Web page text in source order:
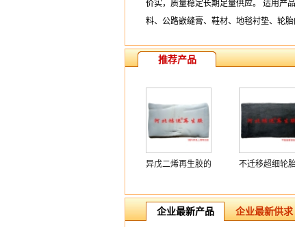
价实，质量稳定长期足量供应。 适用产
料、公路嵌缝膏、鞋材、地毯衬垫、轮
推荐产品
异戊二烯再生胶的
不迁移超细轮
企业最新产品 企业最新供求